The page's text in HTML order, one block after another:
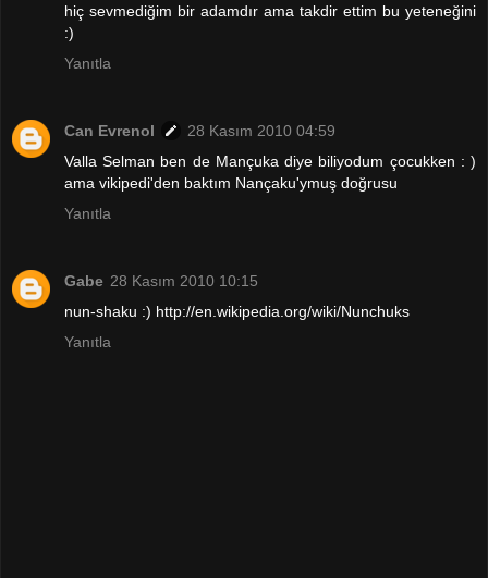
hiç sevmediğim bir adamdır ama takdir ettim bu yeteneğini
:)
Yanıtla
Can Evrenol
28 Kasım 2010 04:59
Valla Selman ben de Mançuka diye biliyodum çocukken : )
ama vikipedi'den baktım Nançaku'ymuş doğrusu
Yanıtla
Gabe 28 Kasım 2010 10:15
nun-shaku :) http://en.wikipedia.org/wiki/Nunchuks
Yanıtla